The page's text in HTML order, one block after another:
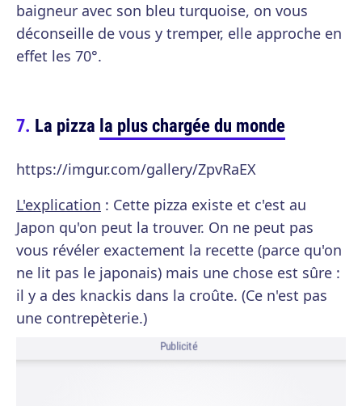
baigneur avec son bleu turquoise, on vous
déconseille de vous y tremper, elle approche en
effet les 70°.
La pizza la plus chargée du monde
https://imgur.com/gallery/ZpvRaEX
L'explication : Cette pizza existe et c'est au
Japon qu'on peut la trouver. On ne peut pas
vous révéler exactement la recette (parce qu'on
ne lit pas le japonais) mais une chose est sûre :
il y a des knackis dans la croûte. (Ce n'est pas
une contrepèterie.)
Publicité